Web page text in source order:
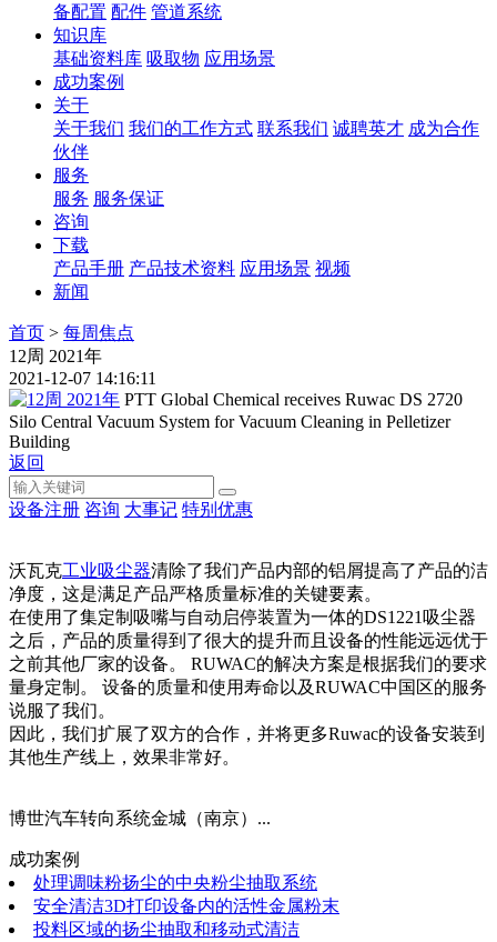
备配置 配件 管道系统
知识库
基础资料库 吸取物 应用场景
成功案例
关于
关于我们 我们的工作方式 联系我们 诚聘英才 成为合作
伙伴
服务
服务 服务保证
咨询
下载
产品手册 产品技术资料 应用场景 视频
新闻
首页 > 每周焦点
12周 2021年
2021-12-07 14:16:11
PTT Global Chemical receives Ruwac DS 2720
Silo Central Vacuum System for Vacuum Cleaning in Pelletizer
Building
返回
设备注册 咨询 大事记 特别优惠
沃瓦克工业吸尘器清除了我们产品内部的铝屑提高了产品的洁
净度，这是满足产品严格质量标准的关键要素。
在使用了集定制吸嘴与自动启停装置为一体的DS1221吸尘器
之后，产品的质量得到了很大的提升而且设备的性能远远优于
之前其他厂家的设备。 RUWAC的解决方案是根据我们的要求
量身定制。 设备的质量和使用寿命以及RUWAC中国区的服务
说服了我们。
因此，我们扩展了双方的合作，并将更多Ruwac的设备安装到
其他生产线上，效果非常好。
博世汽车转向系统金城（南京）...
成功案例
处理调味粉扬尘的中央粉尘抽取系统
安全清洁3D打印设备内的活性金属粉末
投料区域的扬尘抽取和移动式清洁